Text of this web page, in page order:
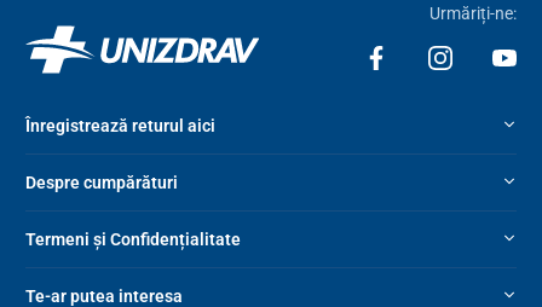
Urmăriți-ne:
Înregistrează returul aici
Despre cumpărături
Termeni și Confidențialitate
Te-ar putea interesa